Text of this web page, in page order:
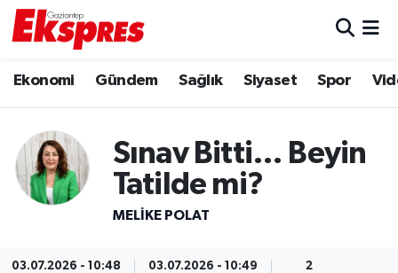
Ekonomi Gündem Sağlık Siyaset Spor
Sınav Bitti… Beyin
Tatilde mi?
MELIKE POLAT
03.07.2026 - 10:48 03.07.2026 - 10:49 2
Ekonomi
Gaziantep son dakika
Genel
Trafik Durumu
Puan Durumu ve Fikstür
Tüm Manşetler